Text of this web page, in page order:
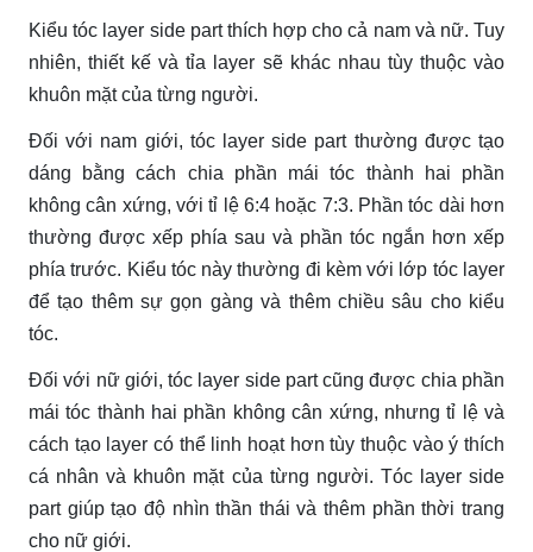
Kiểu tóc layer side part thích hợp cho cả nam và nữ. Tuy
nhiên, thiết kế và tỉa layer sẽ khác nhau tùy thuộc vào
khuôn mặt của từng người.
Đối với nam giới, tóc layer side part thường được tạo
dáng bằng cách chia phần mái tóc thành hai phần
không cân xứng, với tỉ lệ 6:4 hoặc 7:3. Phần tóc dài hơn
thường được xếp phía sau và phần tóc ngắn hơn xếp
phía trước. Kiểu tóc này thường đi kèm với lớp tóc layer
để tạo thêm sự gọn gàng và thêm chiều sâu cho kiểu
tóc.
Đối với nữ giới, tóc layer side part cũng được chia phần
mái tóc thành hai phần không cân xứng, nhưng tỉ lệ và
cách tạo layer có thể linh hoạt hơn tùy thuộc vào ý thích
cá nhân và khuôn mặt của từng người. Tóc layer side
part giúp tạo độ nhìn thần thái và thêm phần thời trang
cho nữ giới.